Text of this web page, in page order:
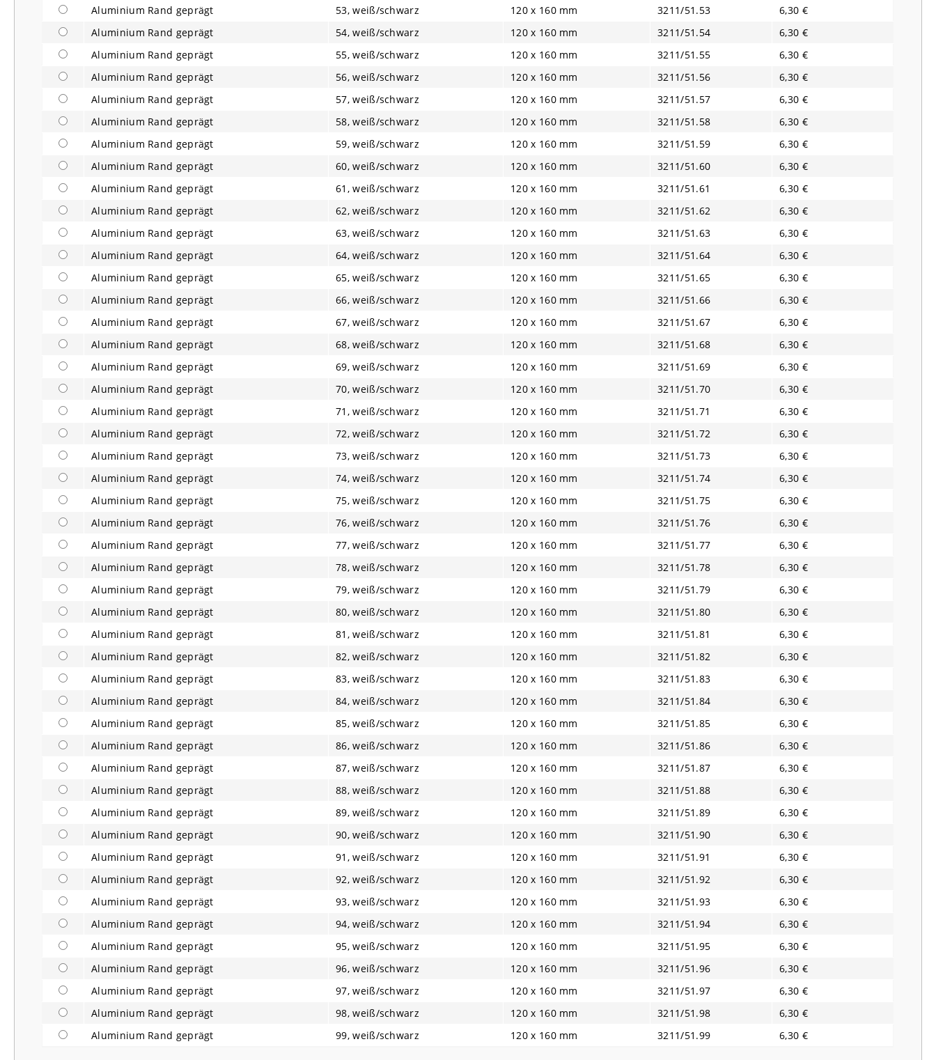
Aluminium Rand geprägt
53, weiß/schwarz 120 x 160 mm 3211/51.53
6,30 €
Aluminium Rand geprägt
54, weiß/schwarz 120 x 160 mm 3211/51.54
6,30 €
Aluminium Rand geprägt
55, weiß/schwarz 120 x 160 mm 3211/51.55
6,30 €
Aluminium Rand geprägt
56, weiß/schwarz 120 x 160 mm 3211/51.56
6,30 €
Aluminium Rand geprägt
57, weiß/schwarz 120 x 160 mm 3211/51.57
6,30 €
Aluminium Rand geprägt
58, weiß/schwarz 120 x 160 mm 3211/51.58
6,30 €
Aluminium Rand geprägt
59, weiß/schwarz 120 x 160 mm 3211/51.59
6,30 €
Aluminium Rand geprägt
60, weiß/schwarz 120 x 160 mm 3211/51.60
6,30 €
Aluminium Rand geprägt
61, weiß/schwarz 120 x 160 mm 3211/51.61
6,30 €
Aluminium Rand geprägt
62, weiß/schwarz 120 x 160 mm 3211/51.62
6,30 €
Aluminium Rand geprägt
63, weiß/schwarz 120 x 160 mm 3211/51.63
6,30 €
Aluminium Rand geprägt
64, weiß/schwarz 120 x 160 mm 3211/51.64
6,30 €
Aluminium Rand geprägt
65, weiß/schwarz 120 x 160 mm 3211/51.65
6,30 €
Aluminium Rand geprägt
66, weiß/schwarz 120 x 160 mm 3211/51.66
6,30 €
Aluminium Rand geprägt
67, weiß/schwarz 120 x 160 mm 3211/51.67
6,30 €
Aluminium Rand geprägt
68, weiß/schwarz 120 x 160 mm 3211/51.68
6,30 €
Aluminium Rand geprägt
69, weiß/schwarz 120 x 160 mm 3211/51.69
6,30 €
Aluminium Rand geprägt
70, weiß/schwarz 120 x 160 mm 3211/51.70
6,30 €
Aluminium Rand geprägt
71, weiß/schwarz 120 x 160 mm 3211/51.71
6,30 €
Aluminium Rand geprägt
72, weiß/schwarz 120 x 160 mm 3211/51.72
6,30 €
Aluminium Rand geprägt
73, weiß/schwarz 120 x 160 mm 3211/51.73
6,30 €
Aluminium Rand geprägt
74, weiß/schwarz 120 x 160 mm 3211/51.74
6,30 €
Aluminium Rand geprägt
75, weiß/schwarz 120 x 160 mm 3211/51.75
6,30 €
Aluminium Rand geprägt
76, weiß/schwarz 120 x 160 mm 3211/51.76
6,30 €
Aluminium Rand geprägt
77, weiß/schwarz 120 x 160 mm 3211/51.77
6,30 €
Aluminium Rand geprägt
78, weiß/schwarz 120 x 160 mm 3211/51.78
6,30 €
Aluminium Rand geprägt
79, weiß/schwarz 120 x 160 mm 3211/51.79
6,30 €
Aluminium Rand geprägt
80, weiß/schwarz 120 x 160 mm 3211/51.80
6,30 €
Aluminium Rand geprägt
81, weiß/schwarz 120 x 160 mm 3211/51.81
6,30 €
Aluminium Rand geprägt
82, weiß/schwarz 120 x 160 mm 3211/51.82
6,30 €
Aluminium Rand geprägt
83, weiß/schwarz 120 x 160 mm 3211/51.83
6,30 €
Aluminium Rand geprägt
84, weiß/schwarz 120 x 160 mm 3211/51.84
6,30 €
Aluminium Rand geprägt
85, weiß/schwarz 120 x 160 mm 3211/51.85
6,30 €
Aluminium Rand geprägt
86, weiß/schwarz 120 x 160 mm 3211/51.86
6,30 €
Aluminium Rand geprägt
87, weiß/schwarz 120 x 160 mm 3211/51.87
6,30 €
Aluminium Rand geprägt
88, weiß/schwarz 120 x 160 mm 3211/51.88
6,30 €
Aluminium Rand geprägt
89, weiß/schwarz 120 x 160 mm 3211/51.89
6,30 €
Aluminium Rand geprägt
90, weiß/schwarz 120 x 160 mm 3211/51.90
6,30 €
Aluminium Rand geprägt
91, weiß/schwarz 120 x 160 mm 3211/51.91
6,30 €
Aluminium Rand geprägt
92, weiß/schwarz 120 x 160 mm 3211/51.92
6,30 €
Aluminium Rand geprägt
93, weiß/schwarz 120 x 160 mm 3211/51.93
6,30 €
Aluminium Rand geprägt
94, weiß/schwarz 120 x 160 mm 3211/51.94
6,30 €
Aluminium Rand geprägt
95, weiß/schwarz 120 x 160 mm 3211/51.95
6,30 €
Aluminium Rand geprägt
96, weiß/schwarz 120 x 160 mm 3211/51.96
6,30 €
Aluminium Rand geprägt
97, weiß/schwarz 120 x 160 mm 3211/51.97
6,30 €
Aluminium Rand geprägt
98, weiß/schwarz 120 x 160 mm 3211/51.98
6,30 €
Aluminium Rand geprägt
99, weiß/schwarz 120 x 160 mm 3211/51.99 6,30 €